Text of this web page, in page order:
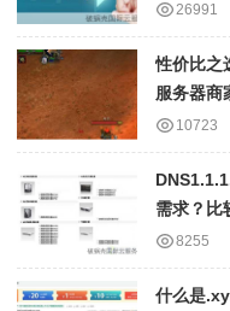
26991
性价比之
服务器商
10723
需求？比
8255
什么是